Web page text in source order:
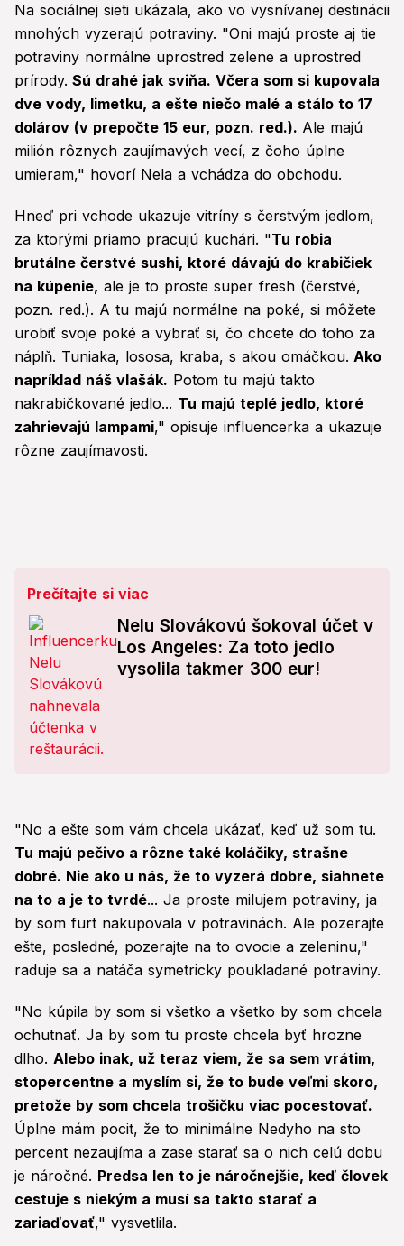
Na sociálnej sieti ukázala, ako vo vysnívanej destinácii
mnohých vyzerajú potraviny. "Oni majú proste aj tie
potraviny normálne uprostred zelene a uprostred
prírody. Sú drahé jak sviňa. Včera som si kupovala
dve vody, limetku, a ešte niečo malé a stálo to 17
dolárov (v prepočte 15 eur, pozn. red.). Ale majú
milión rôznych zaujímavých vecí, z čoho úplne
umieram," hovorí Nela a vchádza do obchodu.
Hneď pri vchode ukazuje vitríny s čerstvým jedlom,
za ktorými priamo pracujú kuchári. "Tu robia
brutálne čerstvé sushi, ktoré dávajú do krabičiek
na kúpenie, ale je to proste super fresh (čerstvé,
pozn. red.). A tu majú normálne na poké, si môžete
urobiť svoje poké a vybrať si, čo chcete do toho za
náplň. Tuniaka, lososa, kraba, s akou omáčkou. Ako
napríklad náš vlašák. Potom tu majú takto
nakrabičkované jedlo... Tu majú teplé jedlo, ktoré
zahrievajú lampami," opisuje influencerka a ukazuje
rôzne zaujímavosti.
Prečítajte si viac
Nelu Slovákovú šokoval účet v
Los Angeles: Za toto jedlo
vysolila takmer 300 eur!
"No a ešte som vám chcela ukázať, keď už som tu.
Tu majú pečivo a rôzne také koláčiky, strašne
dobré. Nie ako u nás, že to vyzerá dobre, siahnete
na to a je to tvrdé... Ja proste milujem potraviny, ja
by som furt nakupovala v potravinách. Ale pozerajte
ešte, posledné, pozerajte na to ovocie a zeleninu,"
raduje sa a natáča symetricky poukladané potraviny.
"No kúpila by som si všetko a všetko by som chcela
ochutnať. Ja by som tu proste chcela byť hrozne
dlho. Alebo inak, už teraz viem, že sa sem vrátim,
stopercentne a myslím si, že to bude veľmi skoro,
pretože by som chcela trošičku viac pocestovať.
Úplne mám pocit, že to minimálne Nedyho na sto
percent nezaujíma a zase starať sa o nich celú dobu
je náročné. Predsa len to je náročnejšie, keď človek
cestuje s niekým a musí sa takto starať a
zariaďovať," vysvetlila.